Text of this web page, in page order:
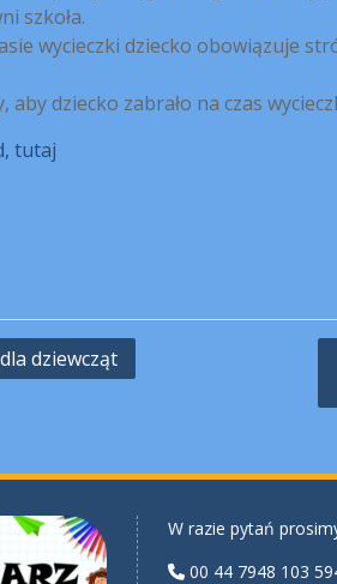
szkoła.
wycieczki dziecko obowiązuje
aby dziecko zabrało na czas
tutaj
dziewcząt
W razie pytań
00 44 7948 103